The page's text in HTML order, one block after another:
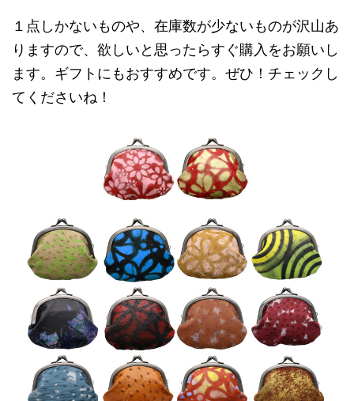
１点しかないものや、在庫数が少ないものが沢山あ
りますので、欲しいと思ったらすぐ購入をお願いし
ます。ギフトにもおすすめです。ぜひ！チェックし
てくださいね！